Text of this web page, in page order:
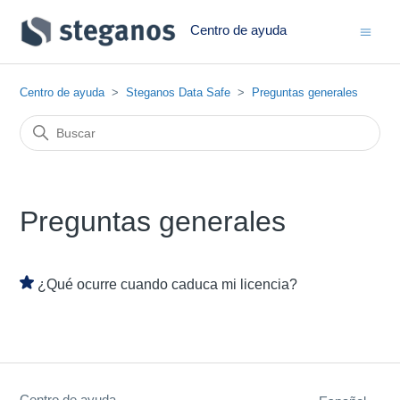
Centro de ayuda
Centro de ayuda Steganos Data Safe Preguntas generales
Preguntas generales
¿Qué ocurre cuando caduca mi licencia?